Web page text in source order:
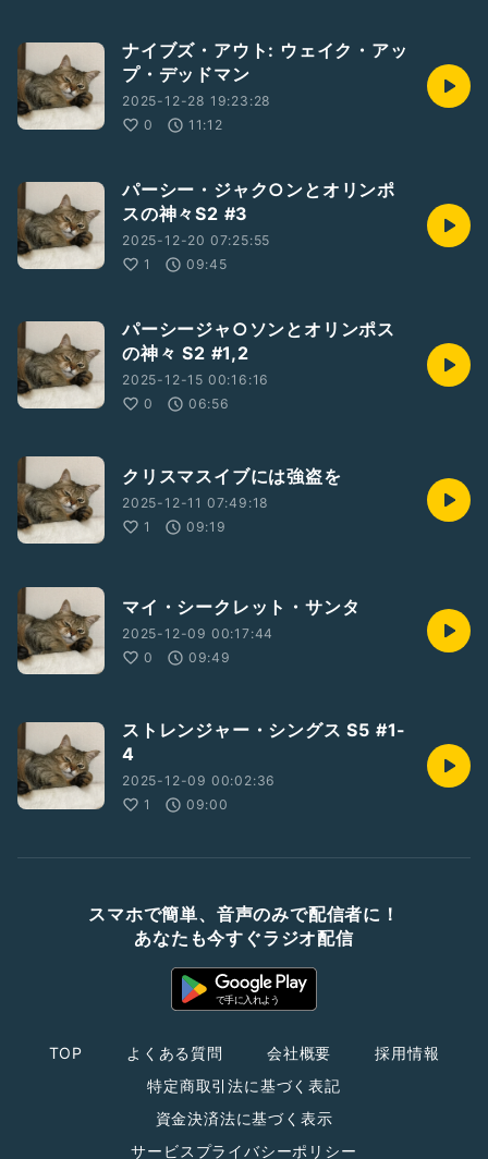
ナイブズ・アウト: ウェイク・アッ
プ・デッドマン
2025-12-28 19:23:28
0
11:12
パーシー・ジャク○ンとオリンポ
スの神々S2 #3
2025-12-20 07:25:55
1
09:45
パーシージャ○ソンとオリンポス
の神々 S2 #1,2
2025-12-15 00:16:16
0
06:56
クリスマスイブには強盗を
2025-12-11 07:49:18
1
09:19
マイ・シークレット・サンタ
2025-12-09 00:17:44
0
09:49
ストレンジャー・シングス S5 #1-
4
2025-12-09 00:02:36
1
09:00
スマホで簡単、音声のみで配信者に！
あなたも今すぐラジオ配信
TOP よくある質問 会社概要
採用情報
特定商取引法に基づく表記
資金決済法に基づく表示
サービスプライバシーポリシー